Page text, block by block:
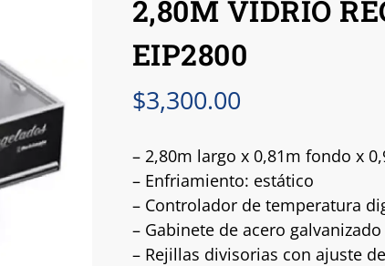
2,80M VIDRIO
EIP2800
$3,300.00
– 2,80m largo x 0,81m fondo x
– Enfriamiento: estático
– Controlador de temperatura
– Gabinete de acero
– Rejillas divisorias con ajuste